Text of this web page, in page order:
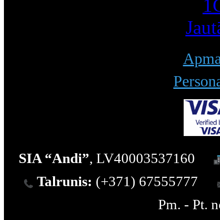
SIA “Andi”, LV40003537160
Talrunis: (+371) 67555777
Pm. - Pt.